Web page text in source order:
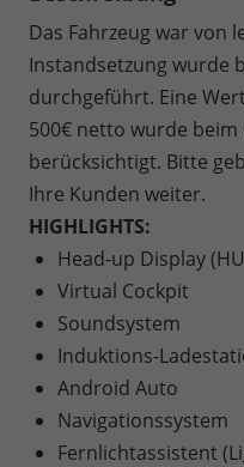
Das Fahrzeug war von
Instandsetzung wurde
durchgeführt. Eine
500€ netto wurde
berücksichtigt. Bitte
Ihre Kunden weiter.
HIGHLIGHTS:
Head-up Display
Virtual Cockpit
Soundsystem
Induktions-
Android Auto
Navigationssystem
Fernlichtassistent